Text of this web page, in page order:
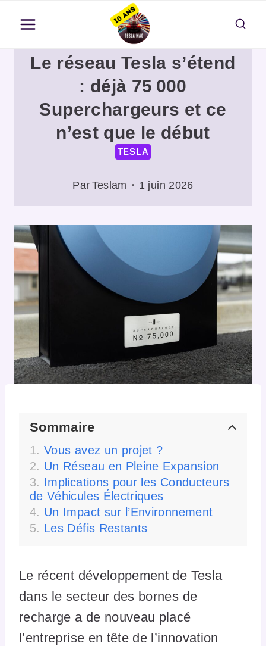
contenu
Le réseau Tesla s’étend
: déjà 75 000
Superchargeurs et ce
n’est que le début
TESLA
Par Teslam 1 juin 2026
Sommaire
Vous avez un projet ?
Un Réseau en Pleine Expansion
Implications pour les Conducteurs
de Véhicules Électriques
Un Impact sur l’Environnement
Les Défis Restants
Le récent développement de Tesla
dans le secteur des bornes de
recharge a de nouveau placé
l’entreprise en tête de l’innovation